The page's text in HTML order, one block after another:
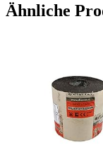
Ähnliche